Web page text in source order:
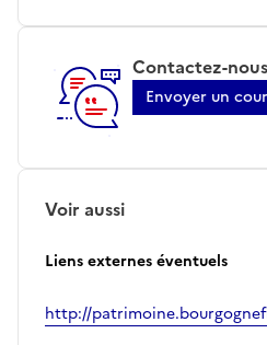
Contactez-nous
Envoyer un
Voir aussi
Liens externes éventuels
http://